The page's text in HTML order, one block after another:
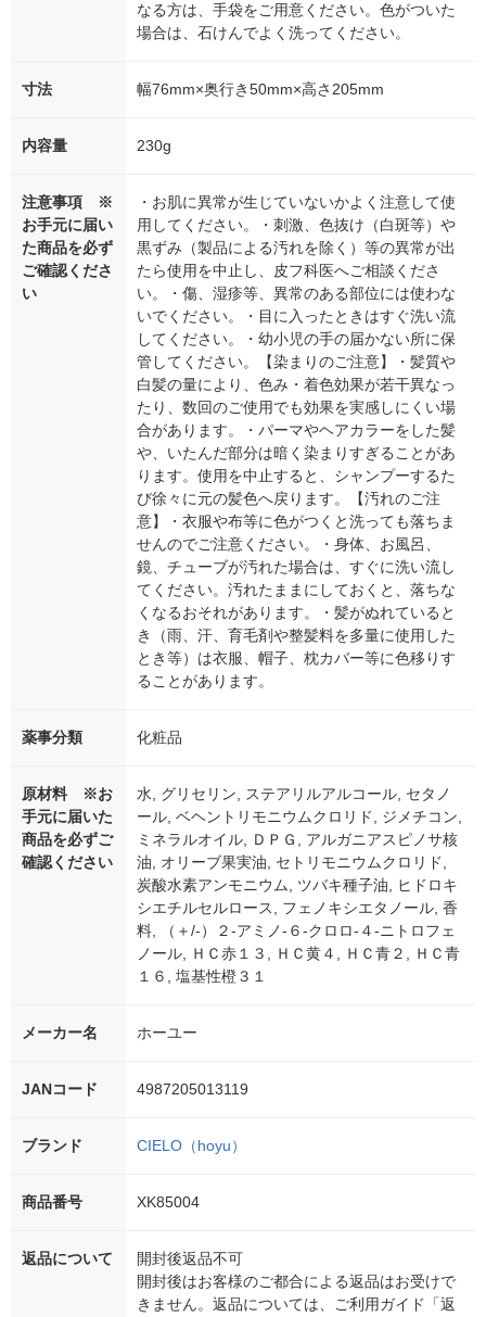
なる方は、手袋をご用意ください。色がついた
場合は、石けんでよく洗ってください。
寸法 幅76mm×奥行き50mm×高さ205mm
内容量 230g
注意事項 ※
お手元に届い
た商品を必ず
ご確認くださ
い
・お肌に異常が生じていないかよく注意して使
用してください。・刺激、色抜け（白斑等）や
黒ずみ（製品による汚れを除く）等の異常が出
たら使用を中止し、皮フ科医へご相談くださ
い。・傷、湿疹等、異常のある部位には使わな
いでください。・目に入ったときはすぐ洗い流
してください。・幼小児の手の届かない所に保
管してください。【染まりのご注意】・髪質や
白髪の量により、色み・着色効果が若干異なっ
たり、数回のご使用でも効果を実感しにくい場
合があります。・パーマやヘアカラーをした髪
や、いたんだ部分は暗く染まりすぎることがあ
ります。使用を中止すると、シャンプーするた
び徐々に元の髪色へ戻ります。【汚れのご注
意】・衣服や布等に色がつくと洗っても落ちま
せんのでご注意ください。・身体、お風呂、
鏡、チューブが汚れた場合は、すぐに洗い流し
てください。汚れたままにしておくと、落ちな
くなるおそれがあります。・髪がぬれていると
き（雨、汗、育毛剤や整髪料を多量に使用した
とき等）は衣服、帽子、枕カバー等に色移りす
ることがあります。
薬事分類 化粧品
原材料 ※お
手元に届いた
商品を必ずご
確認ください
水, グリセリン, ステアリルアルコール, セタノ
ール, ベヘントリモニウムクロリド, ジメチコン,
ミネラルオイル, ＤＰＧ, アルガニアスピノサ核
油, オリーブ果実油, セトリモニウムクロリド,
炭酸水素アンモニウム, ツバキ種子油, ヒドロキ
シエチルセルロース, フェノキシエタノール, 香
料, （＋/-）２-アミノ-６-クロロ-４-ニトロフェ
ノール, ＨＣ赤１３, ＨＣ黄４, ＨＣ青２, ＨＣ青
１６, 塩基性橙３１
メーカー名 ホーユー
JANコード 4987205013119
ブランド CIELO（hoyu）
商品番号 XK85004
返品について
開封後返品不可
開封後はお客様のご都合による返品はお受けで
きません。返品については、ご利用ガイド「返